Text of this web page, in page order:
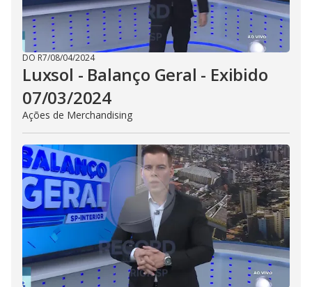
DO R7/08/04/2024
Luxsol - Balanço Geral - Exibido
07/03/2024
Ações de Merchandising